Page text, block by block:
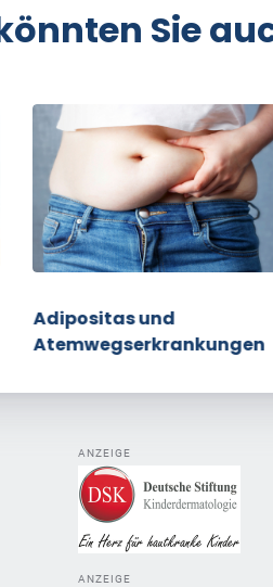
Sie
Adipositas und
Atemwegserkrankungen
ANZEIGE
ANZEIGE